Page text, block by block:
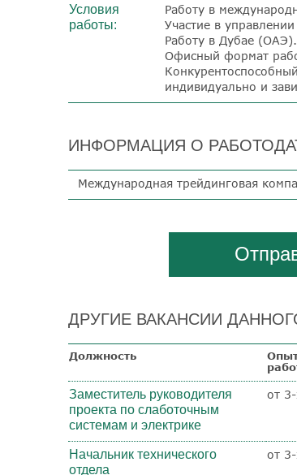
Условия
работы:
Работу в
Участие в
Работу в Дубае (ОАЭ).
Офисный формат
индивидуально и
ИНФОРМАЦИЯ О
Международная трейдинговая
ДРУГИЕ ВАКАНСИИ
Должность
Заместитель руководителя
проекта по слаботочным
системам и электрике
от
Начальник технического
отдела
от